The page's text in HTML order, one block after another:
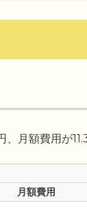
月額費用が
月額費用